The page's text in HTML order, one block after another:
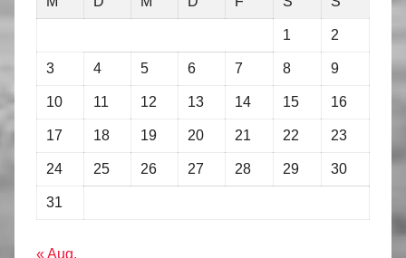
1 2
3 4 5 6 7 8 9
10 11 12 13 14 15 16
17 18 19 20 21 22 23
24 25 26 27 28 29 30
31
« Aug.